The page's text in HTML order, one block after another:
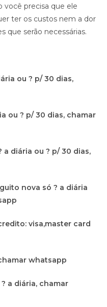
você precisa que ele
ter os custos nem a dor
que serão necessárias.
ou ? p/ 30 dias,
ou ? p/ 30 dias, chamar
diária ou ? p/ 30 dias,
nova só ? a diária
visa,master card
whatsapp
a diária, chamar